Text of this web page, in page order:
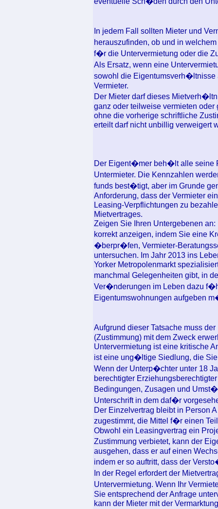
In jedem Fall sollten Mieter und
herauszufinden, ob und in
f�r die Untervermietung oder die
Als Ersatz, wenn eine
sowohl die Eigentumsverh�ltnisse
Vermieter.
Der Mieter darf dieses
ganz oder teilweise vermieten
ohne die vorherige schriftliche
erteilt darf nicht unbillig verweigert
Der Eigent�mer beh�lt alle seine
Untermieter. Die Kennzahlen
funds best�tigt, aber im Grunde
Anforderung, dass der Vermieter
Leasing-Verpflichtungen zu
Mietvertrages.
Zeigen Sie Ihren Untergebenen
korrekt anzeigen, indem Sie eine
�berpr�fen, Vermieter-
untersuchen. Im Jahr 2013 ins
Yorker Metropolenmarkt
manchmal Gelegenheiten gibt, in
Ver�nderungen im Leben dazu
Eigentumswohnungen aufgeben
Aufgrund dieser Tatsache muss
(Zustimmung) mit dem Zweck
Untervermietung ist eine kritische
ist eine ung�ltige Siedlung, die
Wenn der Unterp�chter unter 18
berechtigter
Bedingungen, Zusagen und
Unterschrift in dem daf�r
Der Einzelvertrag bleibt in Person
zugestimmt, die Mittel f�r einen
Obwohl ein Leasingvertrag ein
Zustimmung verbietet, kann der
ausgehen, dass er auf einen
indem er so auftritt, dass der
In der Regel erfordert der
Untervermietung. Wenn Ihr
Sie entsprechend der Anfrage
kann der Mieter mit der